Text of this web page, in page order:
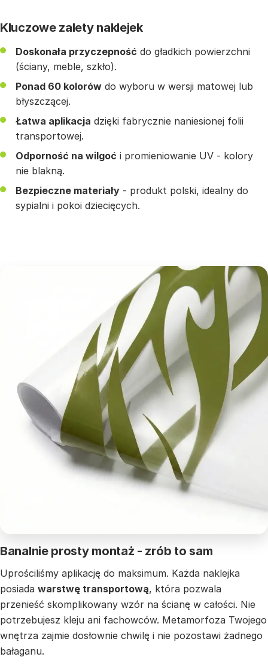
Kluczowe zalety naklejek
Doskonała przyczepność do gładkich powierzchni
(ściany, meble, szkło).
Ponad 60 kolorów do wyboru w wersji matowej lub
błyszczącej.
Łatwa aplikacja dzięki fabrycznie naniesionej folii
transportowej.
Odporność na wilgoć i promieniowanie UV - kolory
nie blakną.
Bezpieczne materiały - produkt polski, idealny do
sypialni i pokoi dziecięcych.
Banalnie prosty montaż - zrób to sam
Uprościliśmy aplikację do maksimum. Każda naklejka
posiada warstwę transportową, która pozwala
przenieść skomplikowany wzór na ścianę w całości. Nie
potrzebujesz kleju ani fachowców. Metamorfoza Twojego
wnętrza zajmie dosłownie chwilę i nie pozostawi żadnego
bałaganu.